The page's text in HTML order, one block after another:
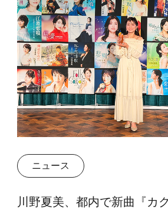
ニュース
川野夏美、都内で新曲『カ